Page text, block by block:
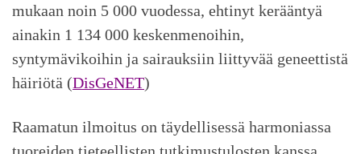
mukaan noin 5 000 vuodessa, ehtinyt kerääntyä
ainakin 1 134 000 keskenmenoihin,
syntymävikoihin ja sairauksiin liittyvää geneettistä
häiriötä (DisGeNET)
Raamatun ilmoitus on täydellisessä harmoniassa
tuoreiden tieteellisten tutkimustulosten kanssa.